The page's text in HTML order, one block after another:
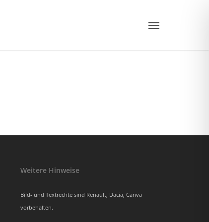
Menu
Weitere Hinweise
Bild- und Textrechte sind Renault, Dacia, Canva
vorbehalten.